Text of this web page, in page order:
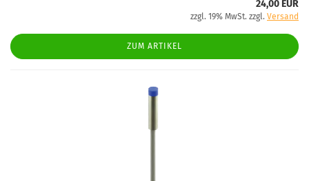
24,00 EUR
zzgl. 19% MwSt. zzgl. Versand
ZUM ARTIKEL